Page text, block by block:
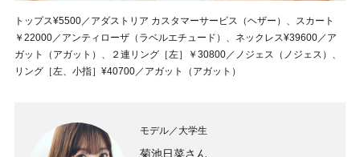
トップス¥5500／アダストリア カスタマーサービス（ヘザー）、スカート
￥22000／アンティローザ（ラベルエチュード）、ネックレス¥39600／ア
ガット（アガット）、２連リング［左］￥30800／ノジェス（ノジェス）、
リング［左、小指］¥40700／アガット（アガット）
モデル／大学生
菊池日菜さん